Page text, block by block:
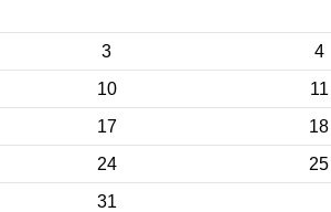
3
4
10
11
17
18
24
25
31